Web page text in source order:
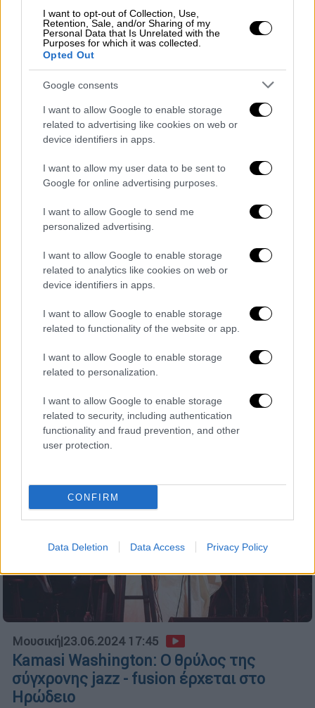
I want to opt-out of Collection, Use,
Retention, Sale, and/or Sharing of my
Personal Data that Is Unrelated with the
Purposes for which it was collected.
Opted Out
Google consents
I want to allow Google to enable storage
related to advertising like cookies on web or
device identifiers in apps.
I want to allow my user data to be sent to
Google for online advertising purposes.
I want to allow Google to send me
personalized advertising.
I want to allow Google to enable storage
related to analytics like cookies on web or
device identifiers in apps.
I want to allow Google to enable storage
related to functionality of the website or app.
I want to allow Google to enable storage
related to personalization.
I want to allow Google to enable storage
related to security, including authentication
functionality and fraud prevention, and other
user protection.
CONFIRM
Data Deletion Data Access Privacy Policy
Μία ξεχωριστή συναυλία που θα μείνει στην
ιστορία
Μουσική|02.02.2025 22:00
Ο Τζεφ Γκόλντμπλουμ κυκλοφόρησε
τραγούδι με τη Σκάρλετ Τζοχάνσον
Ο ηθοποιός έχει επίσης συνεργαστεί με τις
συμπρωταγωνίστριές του στο μιούζικαλ
Μουσική|23.06.2024 17:45
Kamasi Washington: Ο θρύλος της
σύγχρονης jazz - fusion έρχεται στο
Ηρώδειο